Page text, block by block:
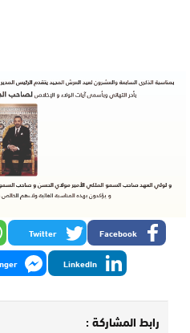
Facebook
Twitter
LinkedIn
رابط المشاركة :